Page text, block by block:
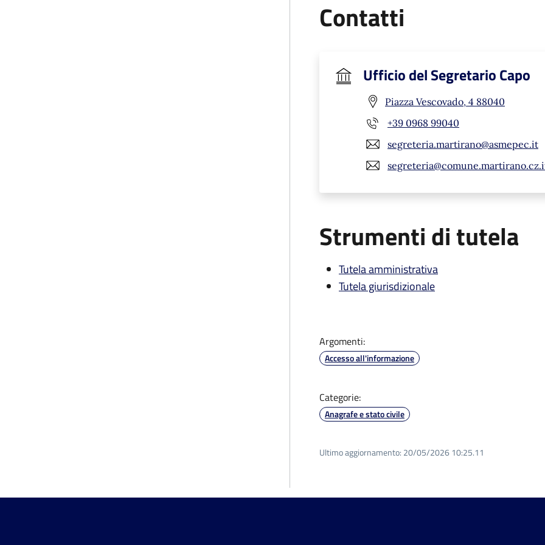
Contatti
Ufficio del Segretario Capo
Piazza Vescovado, 4 88040
+39 0968 99040
segreteria.martirano@asmepec.it
Strumenti di tutela
Tutela amministrativa
Tutela giurisdizionale
Argomenti:
Accesso all'informazione
Categorie:
Anagrafe e stato civile
Ultimo aggiornamento: 20/05/2026 10:25.11